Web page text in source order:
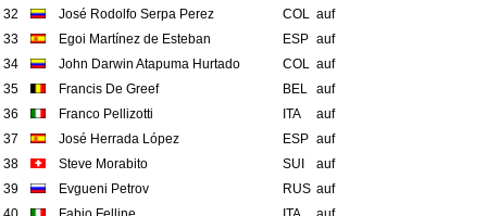
32
José Rodolfo Serpa Perez COL auf
33
Egoi Martínez de Esteban ESP auf
34
John Darwin Atapuma Hurtado COL auf
35
Francis De Greef BEL auf
36
Franco Pellizotti ITA
auf
37
José Herrada López ESP auf
38
Steve Morabito SUI
auf
39
Evgueni Petrov RUS auf